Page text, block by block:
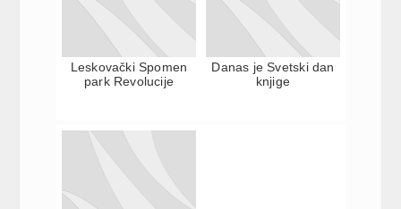
Leskovački Spomen
park Revolucije
Danas je Svetski dan
knjige